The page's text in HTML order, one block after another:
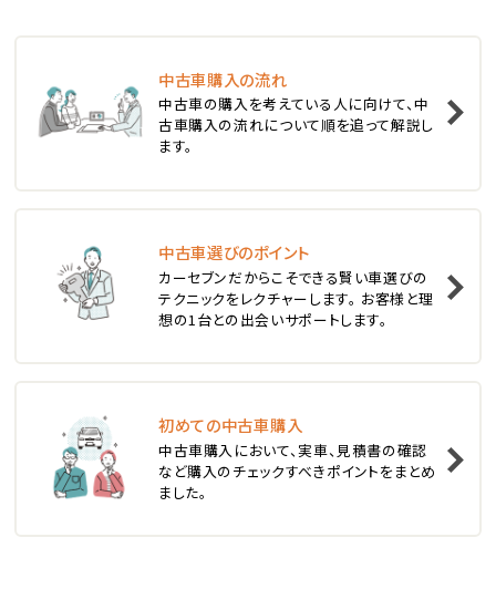
1位
2位
スバル
レガシィツーリングワゴン
3位
トヨタ
カローラフィールダー
中古車購入の流れ
中古車の購入を考えている人に向けて、中
古車購入の流れについて順を追って解説し
ます。
中古車選びのポイント
カーセブンだからこそできる賢い車選びの
テクニックをレクチャーします。 お客様と理
想の1台との出会いサポートします。
初めての中古車購入
中古車購入において、実車、見積書の確認
など購入のチェックすべきポイントをまとめ
ました。